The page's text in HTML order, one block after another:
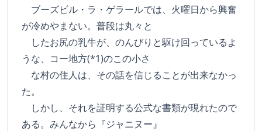
ブーズビル・ラ・ゲラールでは、火曜日から興奮
が冷めやまない。普段は丸々と
したお尻の乳牛が、のんびりと駆け回っているよ
うな、コー地方(*1)のこの小さ
な村の住人は、その話を信じることが出来なかっ
た。
しかし、それを証明する公式な書類が現れたので
ある。みんなから『ジャニヌー』